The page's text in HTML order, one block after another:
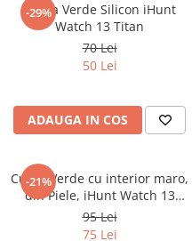
-29%
Curea Verde Silicon iHunt
Watch 13 Titan
70 Lei
50 Lei
ADAUGA IN COS
-21%
Curea Verde cu interior maro,
din Piele, iHunt Watch 13
Titan
95 Lei
75 Lei